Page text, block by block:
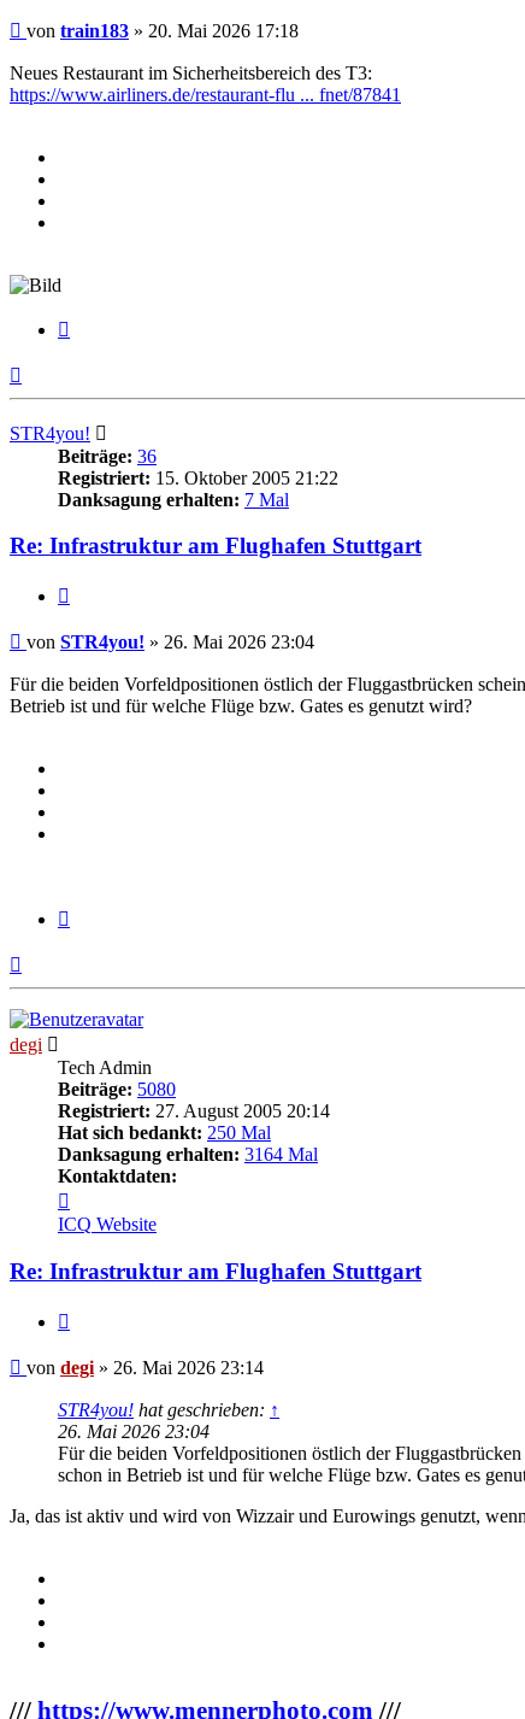
Beitrag
von train183 » 20. Mai 2026 17:18
Neues Restaurant im Sicherheitsbereich des T3:
https://www.airliners.de/restaurant-flu ... fnet/87841
STR4you!
Beiträge: 36
Registriert: 15. Oktober 2005 21:22
Danksagung erhalten: 7 Mal
Re: Infrastruktur am Flughafen Stuttgart
Beitrag
von STR4you! » 26. Mai 2026 23:04
Für die beiden Vorfeldpositionen östlich der Fluggastbrücken
Betrieb ist und für welche Flüge bzw. Gates es genutzt wird?
degi
Tech Admin
Beiträge: 5080
Registriert: 27. August 2005 20:14
Hat sich bedankt: 250 Mal
Danksagung erhalten: 3164 Mal
Kontaktdaten:
von
degi
ICQ Website
Re: Infrastruktur am Flughafen Stuttgart
Beitrag
von degi » 26. Mai 2026 23:14
STR4you! hat geschrieben: ↑
26. Mai 2026 23:04
Für die beiden Vorfeldpositionen östlich der
schon in Betrieb ist und für welche Flüge bzw. Gates es
Ja, das ist aktiv und wird von Wizzair und Eurowings genutzt,
/// https://www.mennerphoto.com ///